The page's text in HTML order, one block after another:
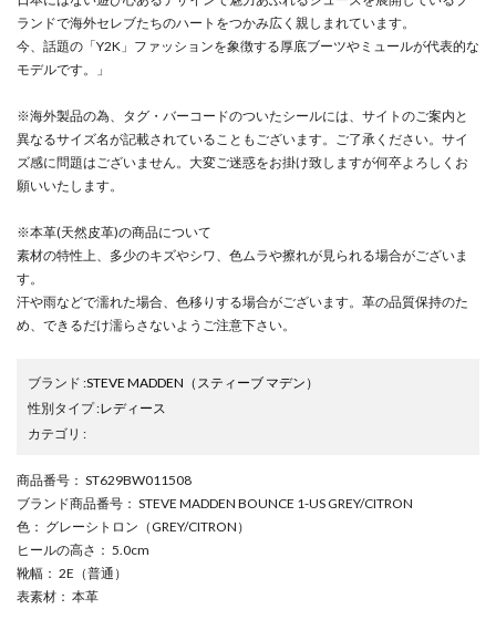
ランドで海外セレブたちのハートをつかみ広く親しまれています。
今、話題の「Y2K」ファッションを象徴する厚底ブーツやミュールが代表的な
モデルです。」
※海外製品の為、タグ・バーコードのついたシールには、サイトのご案内と
異なるサイズ名が記載されていることもございます。ご了承ください。サイ
ズ感に問題はございません。大変ご迷惑をお掛け致しますが何卒よろしくお
願いいたします。
※本革(天然皮革)の商品について
素材の特性上、多少のキズやシワ、色ムラや擦れが見られる場合がございま
す。
汗や雨などで濡れた場合、色移りする場合がございます。革の品質保持のた
め、できるだけ濡らさないようご注意下さい。
ブランド :STEVE MADDEN （スティーブ マデン）
性別タイプ:レディース
カテゴリ :
商品番号 ： ST629BW011508
ブランド商品番号 ： STEVE MADDEN BOUNCE 1-US GREY/CITRON
色 ： グレーシトロン（GREY/CITRON）
ヒールの高さ ： 5.0cm
靴幅 ： 2E（普通）
表素材 ： 本革